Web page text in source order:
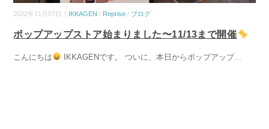
2022年11月07日｜ IKKAGEN / Reprise / ブログ
ポップアップストア始まりました〜11/13まで開催
こんにちは IKKAGENです。 ついに、本日からポップアップ...